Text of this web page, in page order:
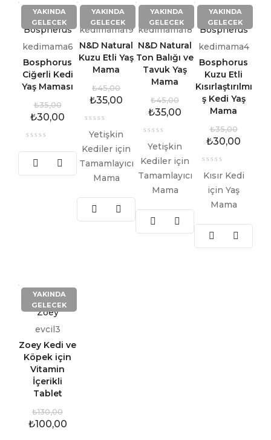
YAKINDA
GELECEK
Bospherus
kedimama6
Bosphorus
Ciğerli Kedi
Yaş Maması
₺35,00
₺30,00
YAKINDA
GELECEK
kedimama19
N&D Natural
Kuzu Etli Yaş
Mama
₺45,00
₺35,00
Yetişkin
Kediler için
Tamamlayıcı
Mama
YAKINDA
GELECEK
kedimama18
N&D Natural
Ton Balığı ve
Tavuk Yaş
Mama
₺45,00
₺35,00
Yetişkin
Kediler için
Tamamlayıcı
Mama
YAKINDA
GELECEK
Bospherus
kedimama4
Bosphorus
Kuzu Etli
Kısırlaştırılmı
ş Kedi Yaş
Mama
₺35,00
₺30,00
Kısır Kedi
için Yaş
Mama
YAKINDA
GELECEK
Zoey
evcil3
Zoey Kedi ve
Köpek için
Vitamin
İçerikli
Tablet
₺130,00
₺100,00